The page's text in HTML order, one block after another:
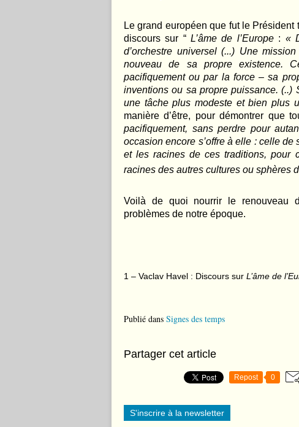
Le grand européen que fut le
discours sur “L’âme de l’Europe: «
d’orchestre universel (...) Une
nouveau de sa propre existence.
pacifiquement ou par la force – sa
inventions ou sa propre puissance. (..)
une tâche plus modeste et bien plus
manière d’être, pour démontrer que
pacifiquement, sans perdre pour
occasion encore s’offre à elle : celle
et les racines de ces traditions, pour
racines des autres cultures ou sphères
Voilà de quoi nourrir le renouveau
problèmes de notre époque.
1 – Vaclav Havel : Discours sur L’âme de
Publié dans Signes des temps
Partager cet article
Repost 0
S'inscrire à la newsletter